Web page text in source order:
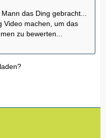
das Ding gebracht...
Video machen, um das
zu bewerten...